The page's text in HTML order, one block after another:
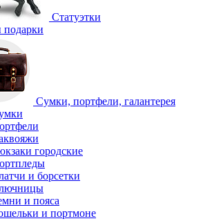
Статуэтки
подарки
Сумки, портфели, галантерея
городские
и борсетки
и пояса
и портмоне